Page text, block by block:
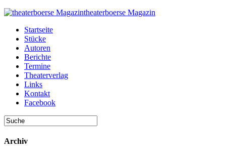
theaterboerse Magazin
Startseite
Stücke
Autoren
Berichte
Termine
Theaterverlag
Links
Kontakt
Facebook
Archiv